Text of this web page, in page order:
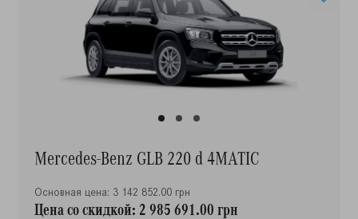
Mercedes-Benz GLB 220 d 4MATIC
Основная цена: 3 142 852.00 грн
Цена со скидкой: 2 985 691.00 грн